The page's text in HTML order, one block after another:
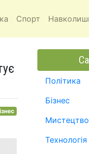
Спорт
Політика
Бізнес
Технологія